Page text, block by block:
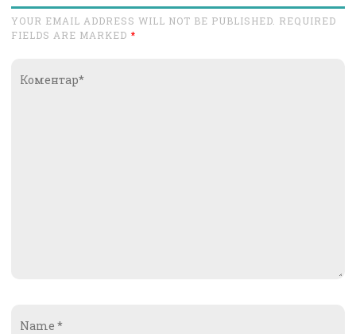
YOUR EMAIL ADDRESS WILL NOT BE PUBLISHED. REQUIRED
FIELDS ARE MARKED *